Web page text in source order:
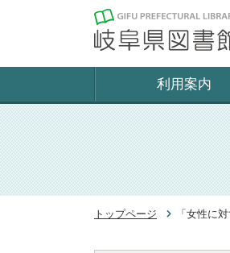
利用案内
トップページ 「女性に